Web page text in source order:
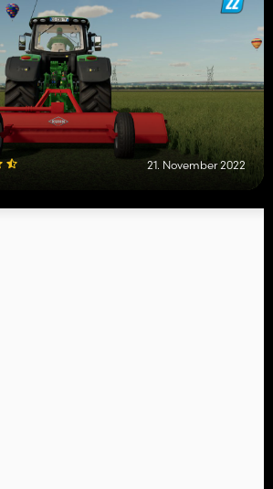
21. November 2022